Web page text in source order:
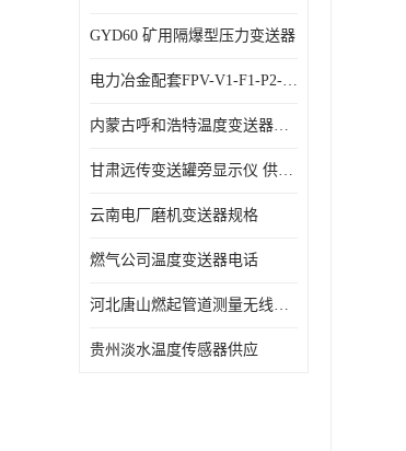
GYD60 矿用隔爆型压力变送器
电力冶金配套FPV-V1-F1-P2-03电压变送器
内蒙古呼和浩特温度变送器配套罐旁显示仪供应 性能稳定
甘肃远传变送罐旁显示仪 供应及时
云南电厂磨机变送器规格
燃气公司温度变送器电话
河北唐山燃起管道测量无线压力变送器型号 性能稳定
贵州淡水温度传感器供应